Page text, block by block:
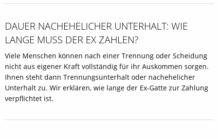
DAUER NACHEHELICHER UNTERHALT: WIE
LANGE MUSS DER EX ZAHLEN?
Viele Menschen können nach einer Trennung oder Scheidung
nicht aus eigener Kraft vollständig für ihr Auskommen sorgen.
Ihnen steht dann Trennungsunterhalt oder nachehelicher
Unterhalt zu. Wir erklären, wie lange der Ex-Gatte zur Zahlung
verpflichtet ist.